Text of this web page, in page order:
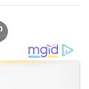
pertandingan
Frankfurt,
RB Leipzig vs SC